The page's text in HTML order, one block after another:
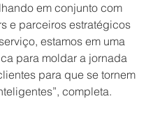
em conjunto com
e parceiros estratégicos
estamos em uma
para moldar a jornada
para que se tornem
completa.